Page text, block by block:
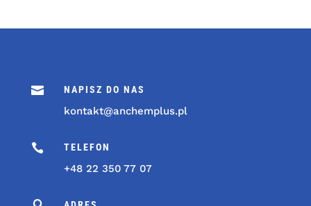
 NAPISZ DO NAS
kontakt@anchemplus.pl
 TELEFON
+48 22 350 77 07